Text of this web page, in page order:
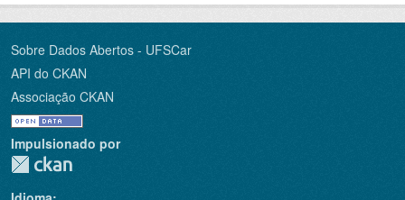
Sobre Dados Abertos - UFSCar
API do CKAN
Associação CKAN
Impulsionado por